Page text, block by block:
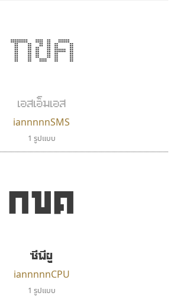
กขค
เอสเอ็มเอส
iannnnnSMS
1 รูปแบบ
กขค
ซีพียู
iannnnnCPU
1 รูปแบบ